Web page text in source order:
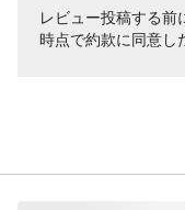
レビュー投稿する前
時点で約款に同意し